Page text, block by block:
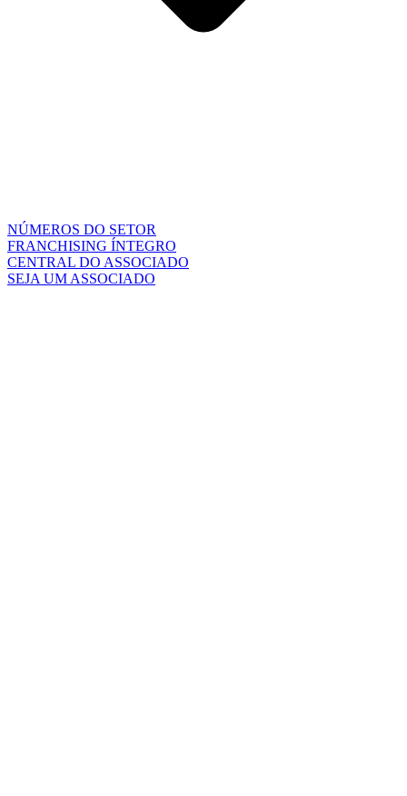
NÚMEROS DO SETOR
FRANCHISING ÍNTEGRO
CENTRAL DO ASSOCIADO
SEJA UM ASSOCIADO